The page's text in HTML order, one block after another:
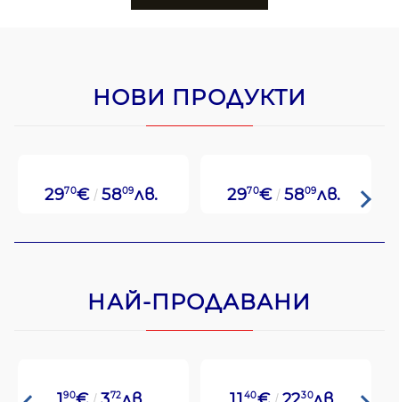
НОВИ ПРОДУКТИ
2970€ 5809лв. 2970€ 5809лв.
НАЙ-ПРОДАВАНИ
90 72 40 30